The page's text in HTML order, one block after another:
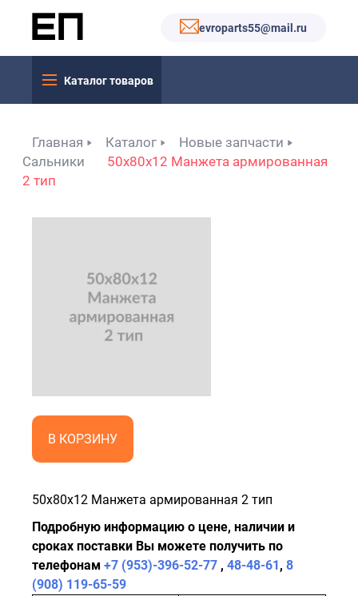
evroparts55@mail.ru
Каталог товаров
Главная Каталог
Новые запчасти
Сальники
50x80x12 Манжета армированная
2 тип
В КОРЗИНУ
50x80x12 Манжета армированная 2 тип
Подробную информацию о цене, наличии и
сроках поставки Вы можете получить по
телефонам +7 (953)-396-52-77 , 48-48-61, 8
(908) 119-65-59